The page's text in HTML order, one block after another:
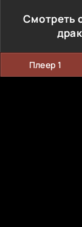
Смотреть
Плеер 1